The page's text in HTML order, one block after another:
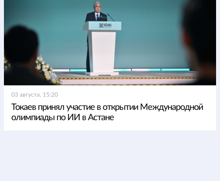
03 августа, 15:20
Токаев принял участие в открытии Международной
олимпиады по ИИ в Астане